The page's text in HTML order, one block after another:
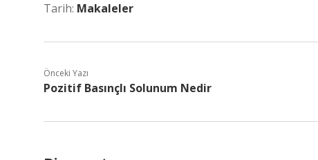
Tarih: Makaleler
Önceki Yazı
Pozitif Basınçlı Solunum Nedir